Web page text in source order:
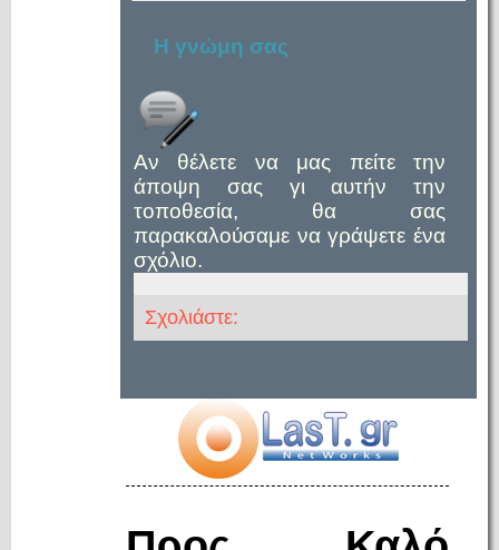
Η γνώμη σας
Αν θέλετε να μας πείτε την
άποψη σας γι αυτήν την
τοποθεσία, θα σας
παρακαλούσαμε να γράψετε ένα
σχόλιο.
Σχολιάστε: